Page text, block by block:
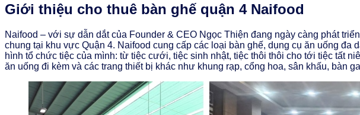
Giới thiệu cho thuê bàn ghế quận 4 Naifood
Naifood – với sự dẫn dắt của Founder & CEO Ngọc Thiện đang ngày càng phát
chung tại khu vực Quận 4. Naifood cung cấp các loại bàn ghế, dụng cụ ăn uống
hình tổ chức tiệc của mình: từ tiệc cưới, tiệc sinh nhật, tiệc thôi thôi cho tới tiệc tất
ăn uống đi kèm và các trang thiết bị khác như khung rạp, cổng hoa, sân khấu, bàn